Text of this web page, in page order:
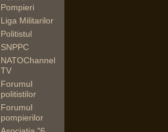
Pompieri
Liga Militarilor
Politistul
SNPPC
NATOChannel
TV
Forumul
politistilor
Forumul
pompierilor